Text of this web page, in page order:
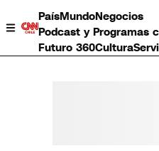
PaísMundoNegocios
Podcast y Programas
Futuro 360Cultura